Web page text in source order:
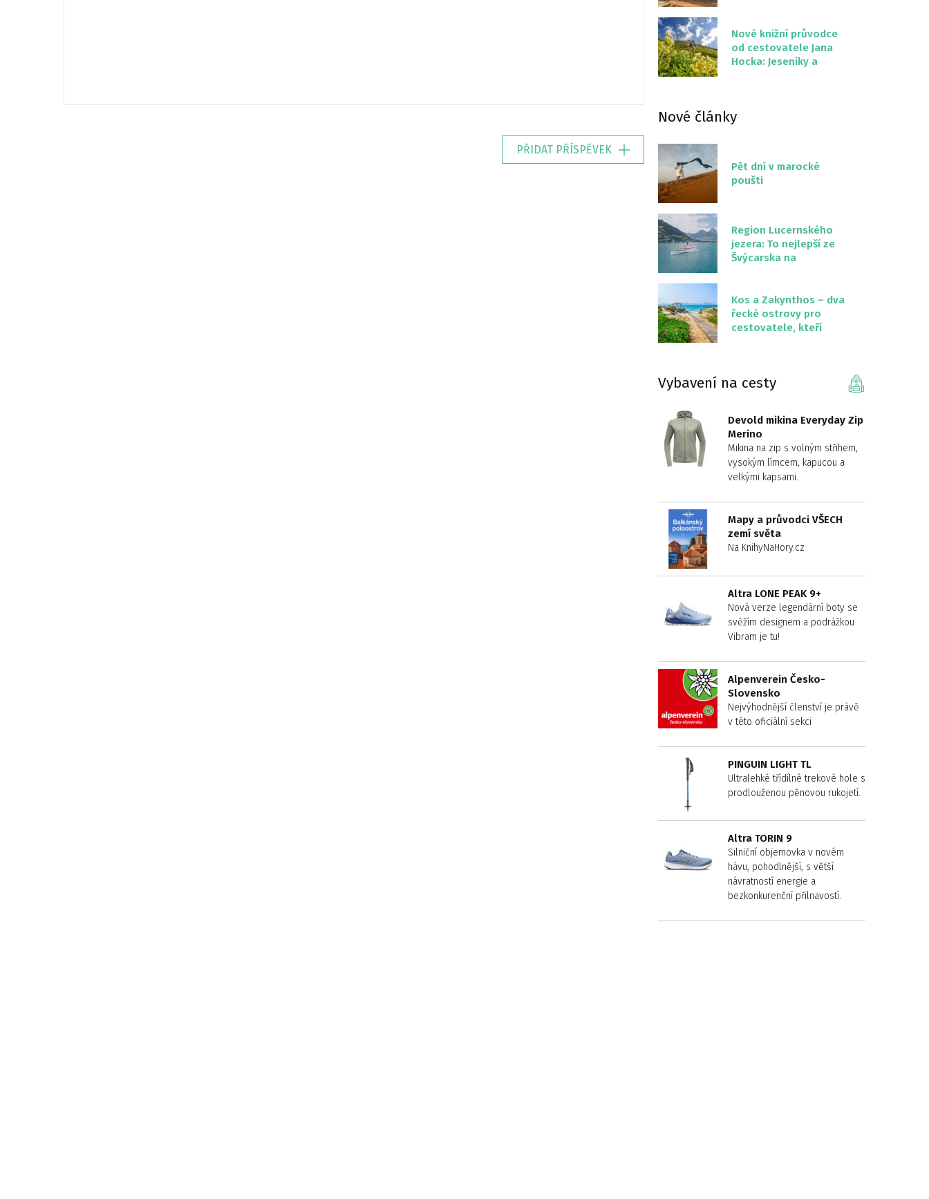
PŘIDAT PŘÍSPĚVEK
Nové knižní průvodce
od cestovatele Jana
Hocka: Jeseníky a
Nové články
Pět dní v marocké
poušti
Region Lucernského
jezera: To nejlepší ze
Švýcarska na
Kos a Zakynthos – dva
řecké ostrovy pro
cestovatele, kteří
Vybavení na cesty
Devold mikina Everyday Zip
Merino
Mikina na zip s volným střihem,
vysokým límcem, kapucou a
velkými kapsami.
Mapy a průvodci VŠECH
zemí světa
Na KnihyNaHory.cz
Altra LONE PEAK 9+
Nová verze legendární boty se
svěžím designem a podrážkou
Vibram je tu!
Alpenverein Česko-
Slovensko
Nejvýhodnější členství je právě
v této oficiální sekci
PINGUIN LIGHT TL
Ultralehké třídílné trekové hole s
prodlouženou pěnovou rukojetí.
Altra TORIN 9
Silniční objemovka v novém
hávu, pohodlnější, s větší
návratností energie a
bezkonkurenční přilnavostí.